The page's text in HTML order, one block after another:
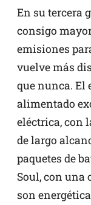
En su tercera
consigo
emisiones
vuelve más
que nunca. El
alimentado
eléctrica, con
de largo
paquetes de
Soul, con una
son